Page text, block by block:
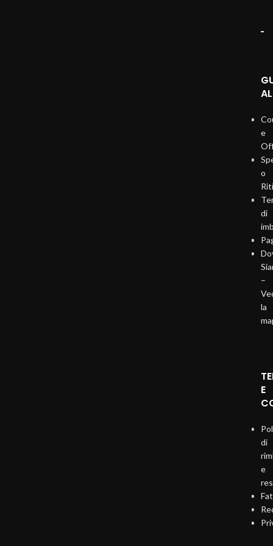
e
o
di
–
la
E
di
e